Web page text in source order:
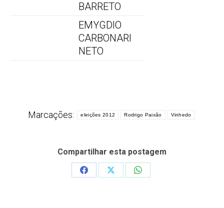
BARRETO
EMYGDIO
CARBONARI
NETO
Marcações: eleições 2012 Rodrigo Paixão Vinhedo
Compartilhar esta postagem
Share
Share
Share